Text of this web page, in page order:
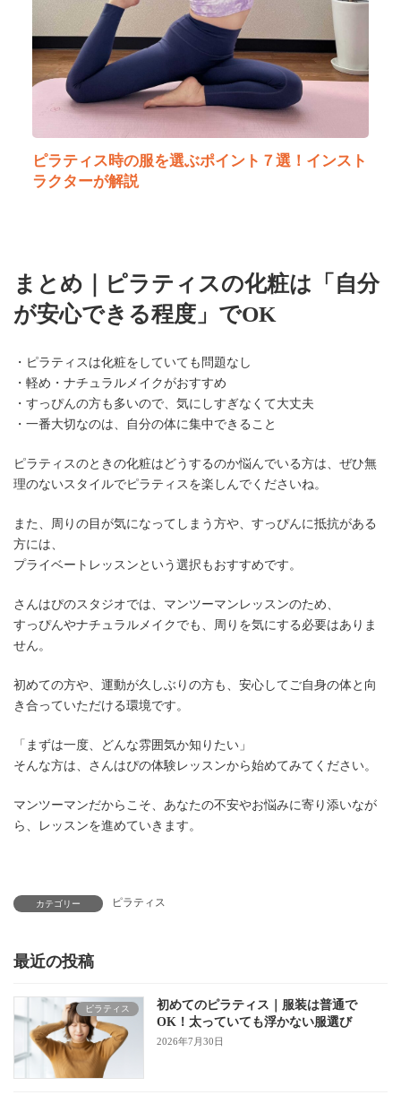
ピラティス時の服を選ぶポイント７選！インスト
ラクターが解説
まとめ｜ピラティスの化粧は「自分
が安心できる程度」でOK
・ピラティスは化粧をしていても問題なし
・軽め・ナチュラルメイクがおすすめ
・すっぴんの方も多いので、気にしすぎなくて大丈夫
・一番大切なのは、自分の体に集中できること
ピラティスのときの化粧はどうするのか悩んでいる方は、ぜひ無
理のないスタイルでピラティスを楽しんでくださいね。
また、周りの目が気になってしまう方や、すっぴんに抵抗がある
方には、
プライベートレッスンという選択もおすすめです。
さんはぴのスタジオでは、マンツーマンレッスンのため、
すっぴんやナチュラルメイクでも、周りを気にする必要はありま
せん。
初めての方や、運動が久しぶりの方も、安心してご自身の体と向
き合っていただける環境です。
「まずは一度、どんな雰囲気か知りたい」
そんな方は、さんはぴの体験レッスンから始めてみてください。
マンツーマンだからこそ、あなたの不安やお悩みに寄り添いなが
ら、レッスンを進めていきます。
カテゴリー ピラティス
最近の投稿
ピラティス
初めてのピラティス｜服装は普通で
OK！太っていても浮かない服選び
2026年7月30日